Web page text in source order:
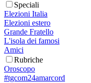
Speciali
Elezioni Italia
Elezioni estero
Grande Fratello
L'isola dei famosi
Amici
Rubriche
Oroscopo
#tgcom24amarcord